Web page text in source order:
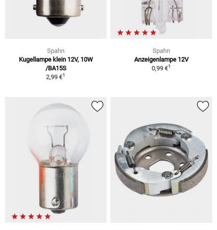
Spahn
Kugellampe klein 12V, 10W
/BA15S
2,99 €1
Spahn
Anzeigenlampe 12V
0,99 €1